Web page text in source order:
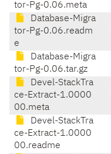
tor-Pg-0.06.meta
Database-Migra
tor-Pg-0.06.readm
e
Database-Migra
tor-Pg-0.06.tar.gz
Devel-StackTra
ce-Extract-1.0000
00.meta
Devel-StackTra
ce-Extract-1.0000
00.readme